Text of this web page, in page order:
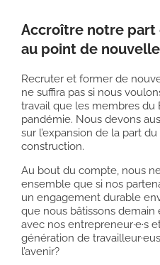
Accroître notre
au point de
Recruter et former de
ne suffira pas si nous
travail que les membres du
pandémie. Nous devons
sur l’expansion de la part
construction.
Au bout du compte, nous
ensemble que si nos
un engagement durable
que nous bâtissons
avec nos entrepreneur·e·s
génération de
l’avenir?